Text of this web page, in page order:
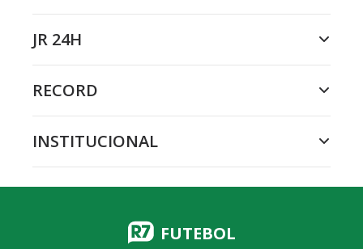
JR 24H
RECORD
INSTITUCIONAL
FUTEBOL